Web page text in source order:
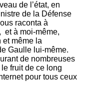
de l’état, en
de la Défense
raconta à
et à moi-même,
et même la
Gaulle lui-même.
de nombreuses
fruit de ce long
pour tous ceux